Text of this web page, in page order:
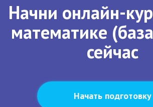
Начни онлайн-
математике
сейчас
Начать подготовку